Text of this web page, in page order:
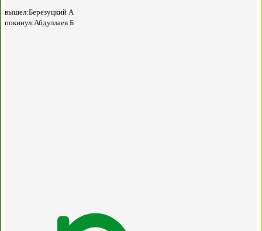
вышел:Березуцкий А
покинул:Абдуллаев Б